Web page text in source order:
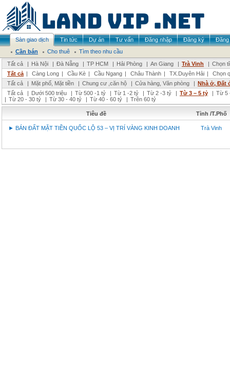
Sàn giao dịch Tin tức Dự án Tư vấn Đăng nhập Đăng ký
Đăng
Cần bán
Cho thuê
Tìm theo nhu cầu
Tất cả
| Hà Nội | Đà Nẵng | TP HCM | Hải Phòng | An Giang | Trà Vinh | Chọn
Tất cả | Càng Long | Cầu Kè | Cầu Ngang | Châu Thành | TX.Duyên Hải |
Chọn
Tất cả
| Mặt phố, Mặt tiền | Chung cư ,căn hộ | Cửa hàng, Văn phòng | Nhà ở, Đất
Tất cả
| Dưới 500 triệu | Từ 500 -1 tỷ | Từ 1 -2 tỷ | Từ 2 -3 tỷ | Từ 3 – 5 tỷ | Từ 5
| Từ 20 - 30 tỷ | Từ 30 - 40 tỷ | Từ 40 - 60 tỷ | Trên 60 tỷ
Tiêu đề Tỉnh /T.Phố
► BÁN ĐẤT MẶT TIỀN QUỐC LỘ 53 – VỊ TRÍ VÀNG KINH DOANH Trà Vinh